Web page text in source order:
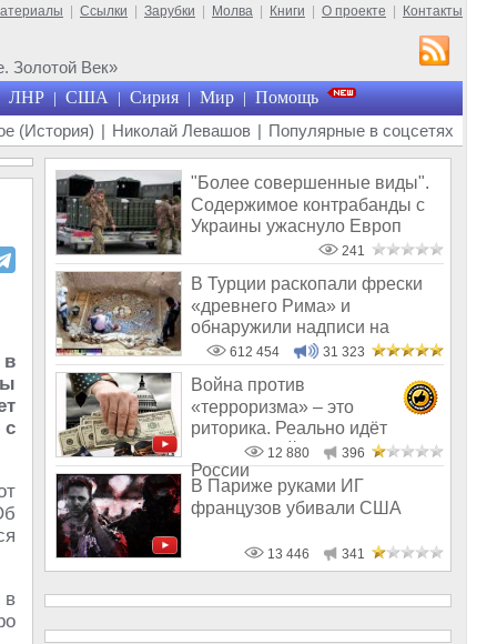
Ссылки Зарубки Молва Книги О проекте Контакты
Золотой Век»
ЛНР | США | Сирия | Мир | Помощь
(История) | Николай Левашов | Популярные в соцсетях
в
с
в
"Более совершенные виды".
Содержимое контрабанды с
Украины ужаснуло Европ
241
В Турции раскопали фрески
«древнего Рима» и
обнаружили надписи на
Русском!
612 454 31 323
Война против
«терроризма» – это
риторика. Реально идёт
мировая война против
России
12 880 396
В Париже руками ИГ
французов убивали США
13 446 341